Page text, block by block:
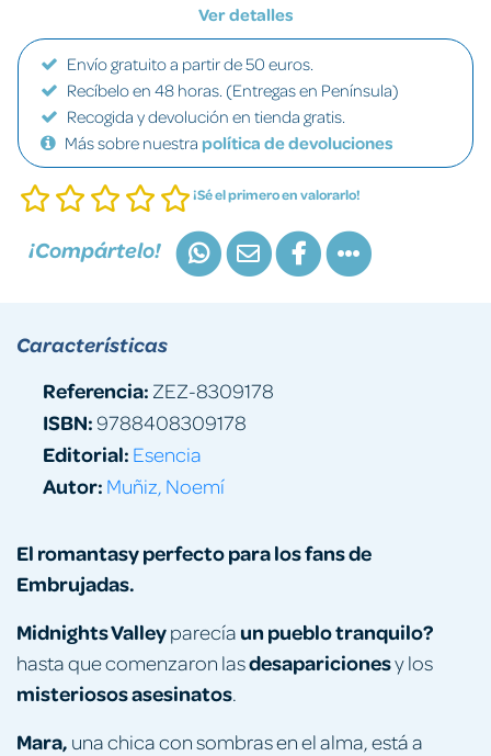
Ver detalles
Envío gratuito a partir de 50 euros.
Recíbelo en 48 horas. (Entregas en Península)
Recogida y devolución en tienda gratis.
Más sobre nuestra política de devoluciones
¡Sé el primero en valorarlo!
¡Compártelo!
El romantasy perfecto para los fans de
Embrujadas.
Midnights Valleyparecía un pueblo tranquilo?
hasta que comenzaron lasdesaparicionesy los
misteriosos asesinatos.
Mara, una chica con sombras en el alma, está a
Características
Referencia: ZEZ-8309178
ISBN:9788408309178
Editorial: Esencia
Autor: Muñiz, Noemí